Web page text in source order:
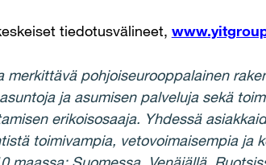
tiedotusvälineet,
merkittävä pohjoiseurooppalainen
ja asumisen palveluja sekä
erikoisosaaja. Yhdessä
toimivampia, vetovoimaisempia ja